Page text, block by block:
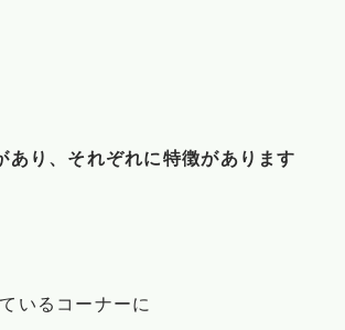
り、それぞれに特徴があります
いるコーナーに